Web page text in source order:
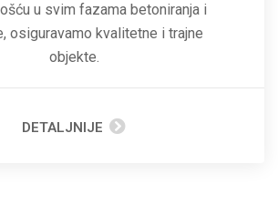
u svim fazama betoniranja i
osiguravamo kvalitetne i trajne
objekte.
DETALJNIJE